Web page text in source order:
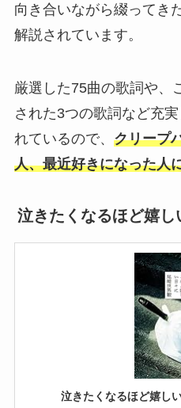
向き合いながら綴ってき
解説されています。
厳選した75曲の歌詞や、
された3つの歌詞など充
れているので、 クリープ
人、最近好きになった人
泣きたくなるほど嬉し
泣きたくなるほど嬉し